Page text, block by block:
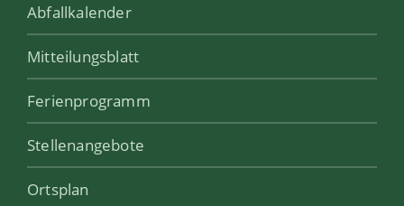
Abfallkalender
Mitteilungsblatt
Ferienprogramm
Stellenangebote
Ortsplan